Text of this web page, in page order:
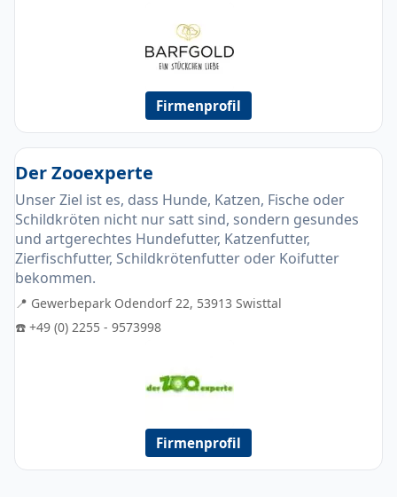
Firmenprofil
Der Zooexperte
Unser Ziel ist es, dass Hunde, Katzen, Fische oder
Schildkröten nicht nur satt sind, sondern gesundes
und artgerechtes Hundefutter, Katzenfutter,
Zierfischfutter, Schildkrötenfutter oder Koifutter
bekommen.
📍 Gewerbepark Odendorf 22, 53913 Swisttal
☎️ +49 (0) 2255 - 9573998
Firmenprofil